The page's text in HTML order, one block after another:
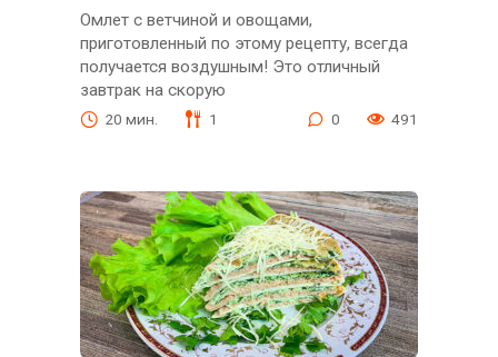
Омлет с ветчиной и овощами,
приготовленный по этому рецепту, всегда
получается воздушным! Это отличный
завтрак на скорую
20 мин. 1 0 491